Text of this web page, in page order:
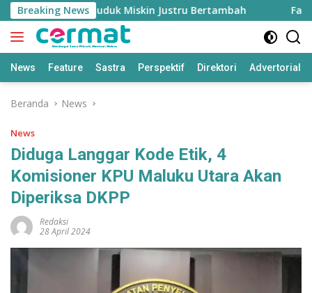
Langsung
ke
konten
Breaking News
Penduduk Miskin Justru Bertambah Fahreza
News Feature Sastra Perspektif Direktori Advertorial
Beranda News
News
Diduga Langgar Kode Etik, 4
Komisioner KPU Maluku Utara Akan
Diperiksa DKPP
Redaksi
28 April 2024